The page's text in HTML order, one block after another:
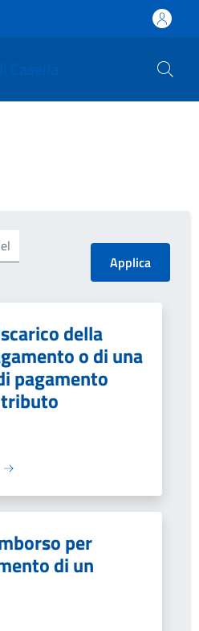
della
o di una
pagamento
per
di un